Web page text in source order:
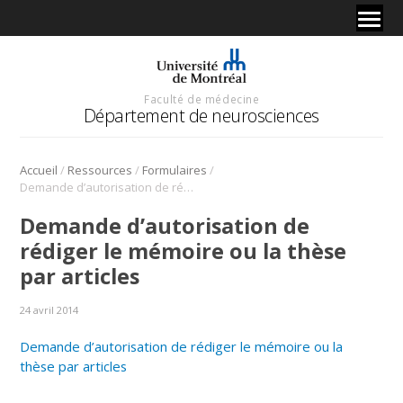
Faculté de médecine
Département de neurosciences
Accueil / Ressources / Formulaires /
Demande d’autorisation de rédiger le mémoire ou la thèse par articles
Demande d’autorisation de
rédiger le mémoire ou la thèse
par articles
24 avril 2014
Demande d’autorisation de rédiger le mémoire ou la
thèse par articles